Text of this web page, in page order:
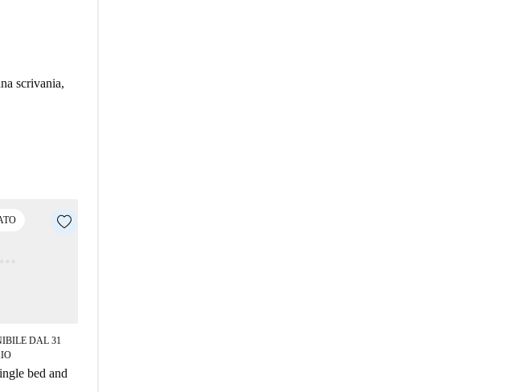
per
Commercio
Inoltre,
scrivania,
DAL 31
bed and